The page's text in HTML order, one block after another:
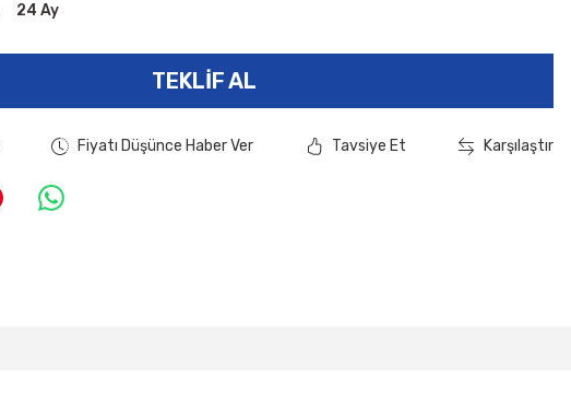
24 Ay
TEKLIF AL
Fiyatı Düşünce Haber Ver Tavsiye Et Karşılaştır